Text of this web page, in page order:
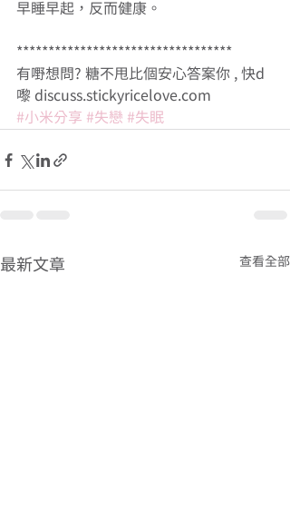
早睡早起，反而健康。
**********************************
有嘢想問? 糖不甩比個安心答案你 , 快d
嚟 discuss.stickyricelove.com
#小米分享 #失戀 #失眠
最新文章 查看全部